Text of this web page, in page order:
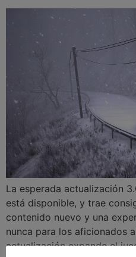
La esperada actualización
está disponible, y trae
contenido nuevo y una
nunca para los aficionados
actualización expande el